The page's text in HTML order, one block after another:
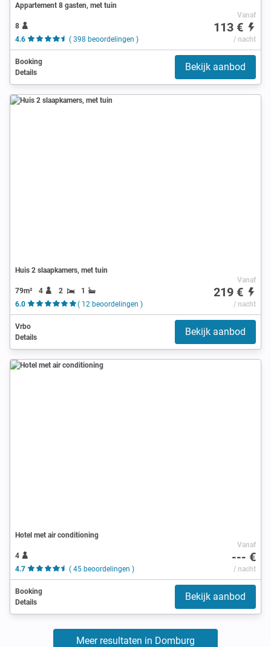
Appartement 8 gasten, met tuin
8
4.6
( 398 beoordelingen )
Vanaf
113 €
/ nacht
Booking
Details
Bekijk aanbod
Huis 2 slaapkamers, met tuin
79m² 4 2
1
6.0
( 12 beoordelingen )
Vanaf
219 €
/ nacht
Vrbo
Details
Bekijk aanbod
Hotel met air conditioning
4
4.7
( 45 beoordelingen )
Vanaf
--- €
/ nacht
Booking
Details
Bekijk aanbod
Meer resultaten in Domburg